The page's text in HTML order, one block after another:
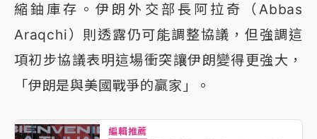
縮鈾庫存。伊朗外交部長阿拉奇（Abbas
Araqchi）則透露仍可能調整協議，但強調這
項初步協議表明這場衝突讓伊朗變得更強大，
「伊朗是與美國戰爭的贏家」。
編輯推薦